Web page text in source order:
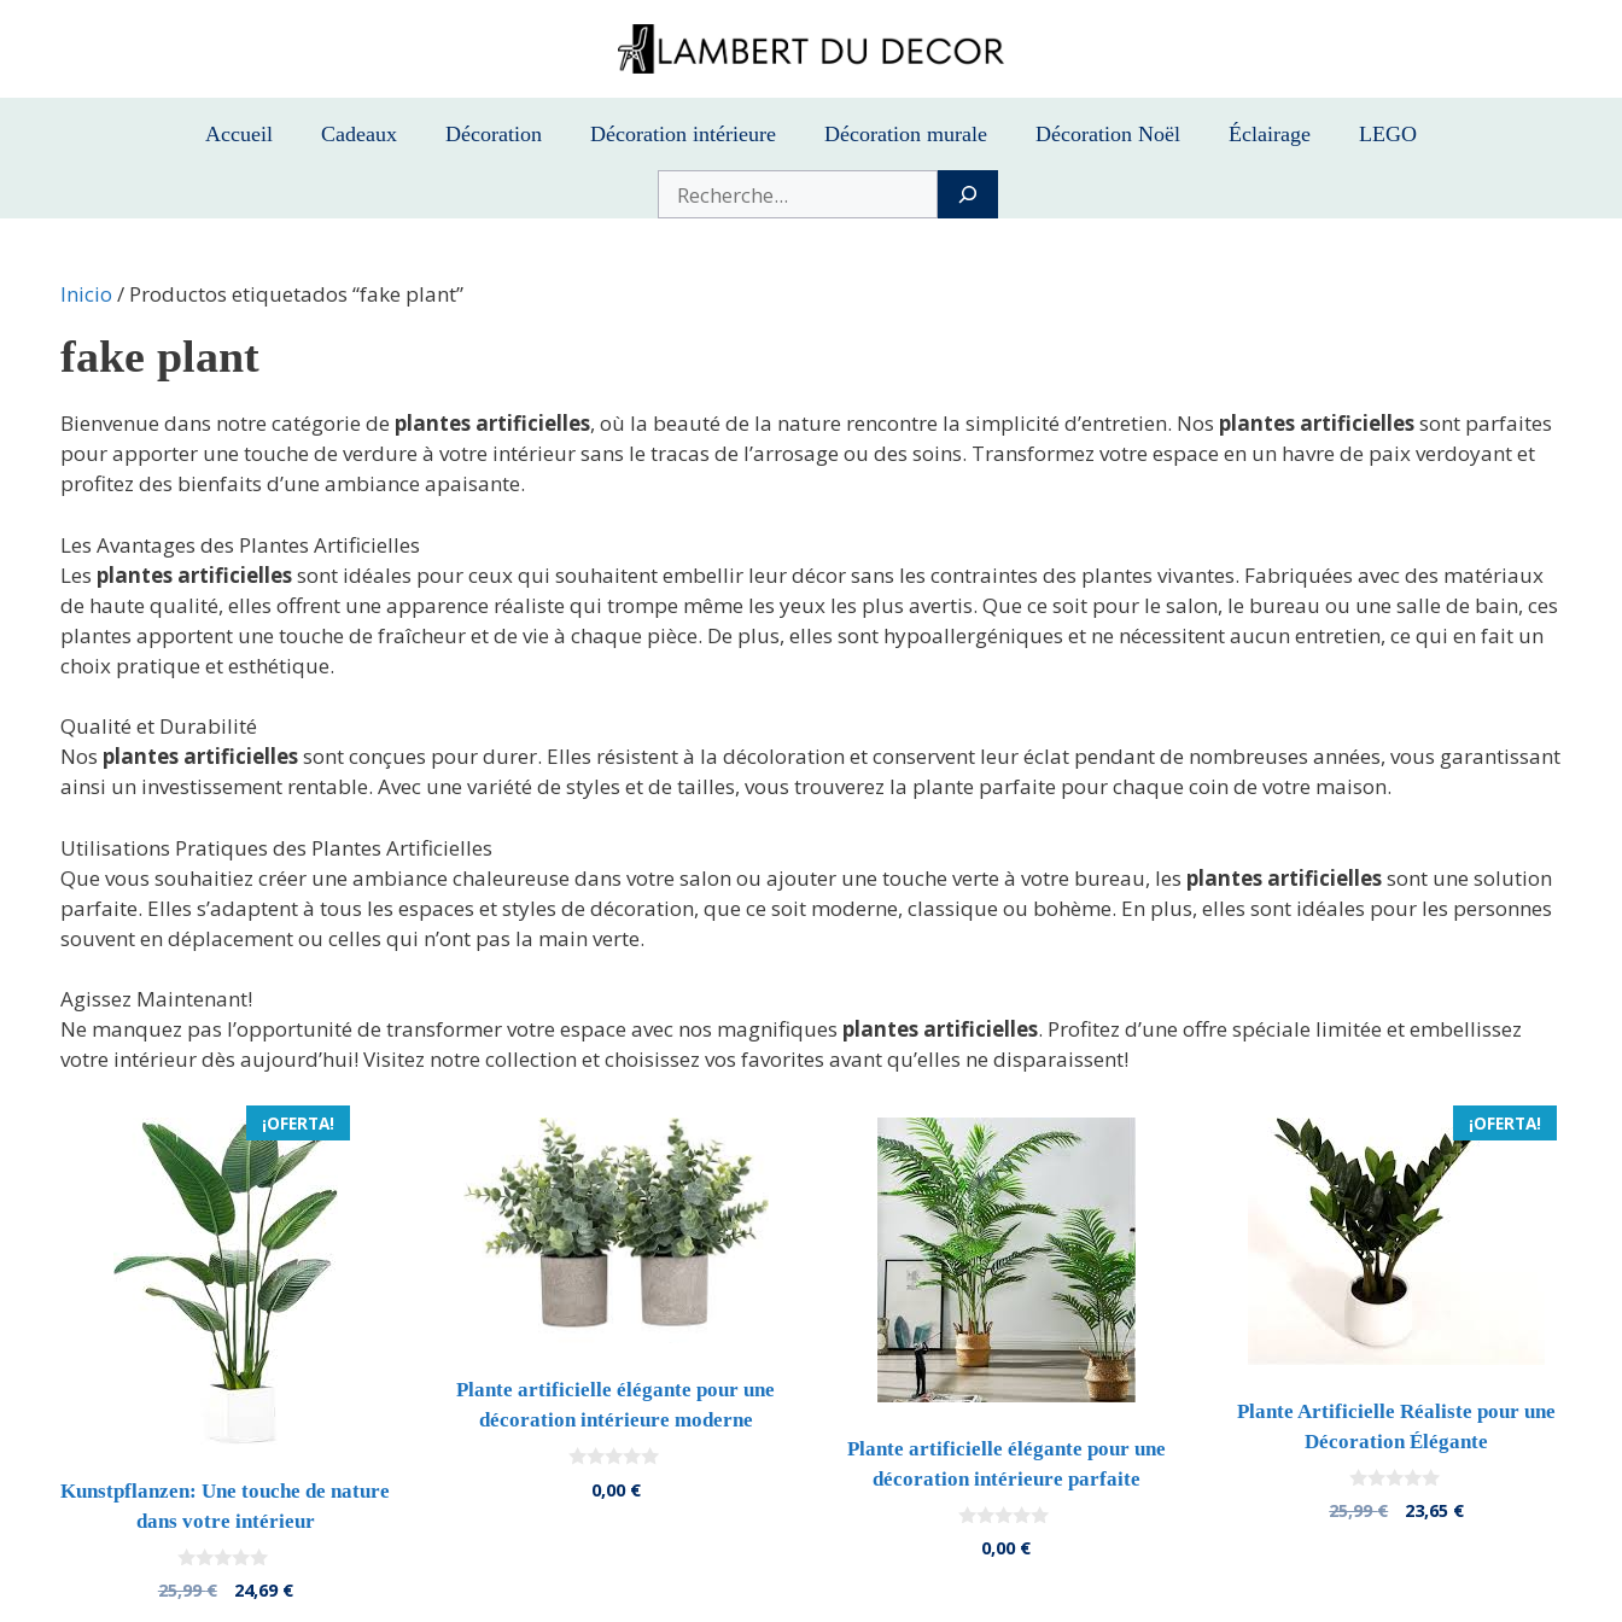
Accueil Cadeaux Décoration Décoration intérieure Décoration murale Décoration Noël Éclairage LEGO
Buscar
Inicio / Productos etiquetados “fake plant”
fake plant
Bienvenue dans notre catégorie de plantes artificielles, où la beauté de la nature rencontre la simplicité d’entretien. Nos plantes artificiellessont parfaites
pour apporter une touche de verdure à votre intérieur sans le tracas de l’arrosage ou des soins. Transformez votre espace en un havre de paix verdoyant et
profitez des bienfaits d’une ambiance apaisante.
Les Avantages des Plantes Artificielles
Les plantes artificiellessont idéales pour ceux qui souhaitent embellir leur décor sans les contraintes des plantes vivantes. Fabriquées avec des matériaux
de haute qualité, elles offrent une apparence réaliste qui trompe même les yeux les plus avertis. Que ce soit pour le salon, le bureau ou une salle de bain, ces
plantes apportent une touche de fraîcheur et de vie à chaque pièce. De plus, elles sont hypoallergéniques et ne nécessitent aucun entretien, ce qui en fait un
choix pratique et esthétique.
Qualité et Durabilité
Nos plantes artificiellessont conçues pour durer. Elles résistent à la décoloration et conservent leur éclat pendant de nombreuses années, vous garantissant
ainsi un investissement rentable. Avec une variété de styles et de tailles, vous trouverez la plante parfaite pour chaque coin de votre maison.
Utilisations Pratiques des Plantes Artificielles
Que vous souhaitiez créer une ambiance chaleureuse dans votre salon ou ajouter une touche verte à votre bureau, les plantes artificiellessont une solution
parfaite. Elles s’adaptent à tous les espaces et styles de décoration, que ce soit moderne, classique ou bohème. En plus, elles sont idéales pour les personnes
souvent en déplacement ou celles qui n’ont pas la main verte.
Agissez Maintenant!
Ne manquez pas l’opportunité de transformer votre espace avec nos magnifiques plantes artificielles. Profitez d’une offre spéciale limitée et embellissez
votre intérieur dès aujourd’hui! Visitez notre collection et choisissez vos favorites avant qu’elles ne disparaissent!
¡OFERTA!
Kunstpflanzen: Une touche de nature
dans votre intérieur
0
d
25,99€
El
24,69 €El
Plante artificielle élégante pour une
décoration intérieure moderne
0,00 €
Plante artificielle élégante pour une
décoration intérieure parfaite
0,00 €
¡OFERTA!
Plante Artificielle Réaliste pour une
Décoration Élégante
0
d
25,99€
El
23,65 €El